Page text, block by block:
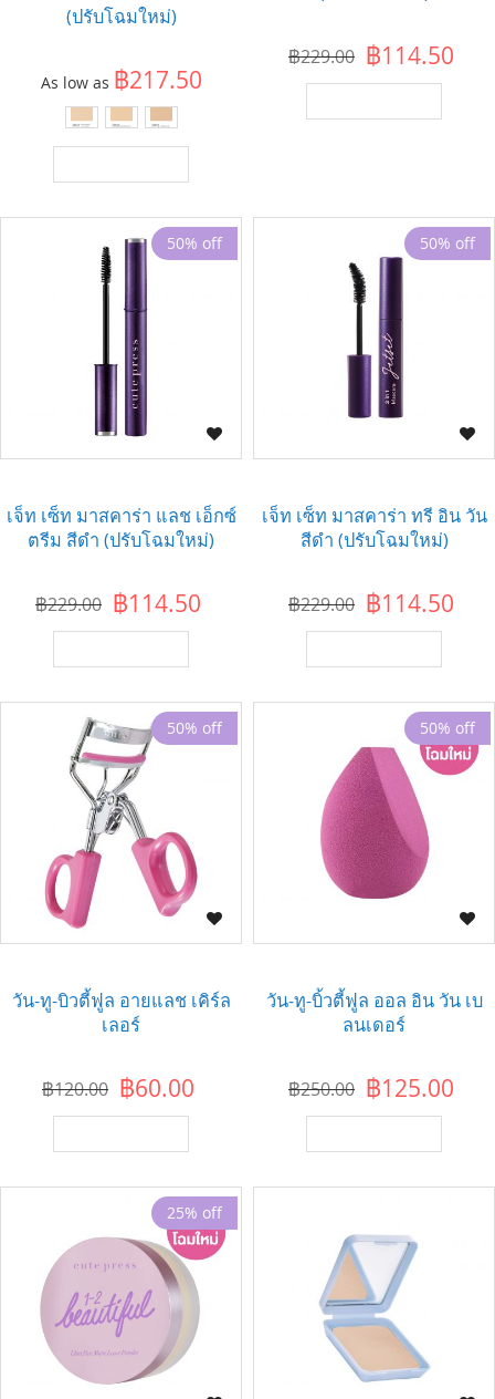
(ปรับโฉมใหม่)
As low as ฿217.50
฿114.50
฿229.00
50% off
เจ็ท เซ็ท มาสคาร่า แลช เอ็กซ์
ตรีม สีดำ (ปรับโฉมใหม่)
฿114.50
฿229.00
50% off
เจ็ท เซ็ท มาสคาร่า ทรี อิน วัน
สีดำ (ปรับโฉมใหม่)
฿114.50
฿229.00
50% off
วัน-ทู-บิวตี้ฟูล อายแลช เคิร์ล
เลอร์
฿60.00
฿120.00
50% off
วัน-ทู-บิ้วตี้ฟูล ออล อิน วัน เบ
ลนเดอร์
฿125.00
฿250.00
25% off